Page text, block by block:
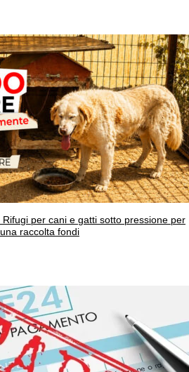
Rifugi per cani e gatti sotto pressione per
una raccolta fondi